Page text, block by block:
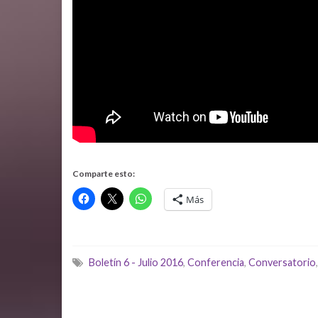
Comparte esto:
Más
Boletín 6 - Julio 2016, Conferencia, Conversatorio,